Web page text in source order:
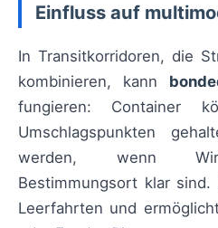
Einfluss auf
In Transitkorridoren, die
kombinieren, kann
fungieren: Container
Umschlagspunkten
werden, wenn
Bestimmungsort klar
Leerfahrten und